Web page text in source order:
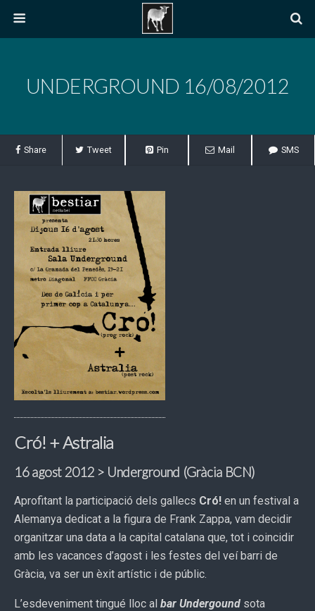
UNDERGROUND 16/08/2012
Share Tweet Pin Mail SMS
Cró! + Astralia
16 agost 2012 > Underground (Gràcia BCN)
Aprofitant la participació dels gallecs Cró! en un festival a
Alemanya dedicat a la figura de Frank Zappa, vam decidir
organitzar una data a la capital catalana que, tot i coincidir
amb les vacances d’agost i les festes del veí barri de
Gràcia, va ser un èxit artístic i de públic.
L’esdeveniment tingué lloc al bar Undergound sota